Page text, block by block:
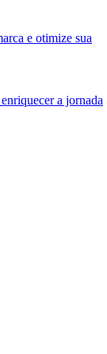
e otimize sua
a jornada